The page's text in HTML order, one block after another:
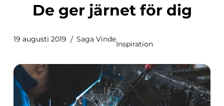
De ger järnet för dig
19 augusti 2019 Saga Vinde
Inspiration